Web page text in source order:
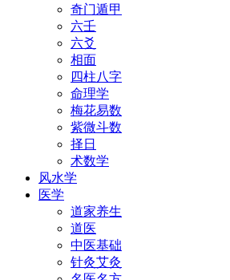
奇门遁甲
六壬
六爻
相面
四柱八字
命理学
梅花易数
紫微斗数
择日
术数学
风水学
医学
道家养生
道医
中医基础
针灸艾灸